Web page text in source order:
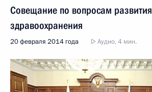
Совещание по вопросам развития
здравоохранения
20 февраля 2014 года Аудио, 4 мин.